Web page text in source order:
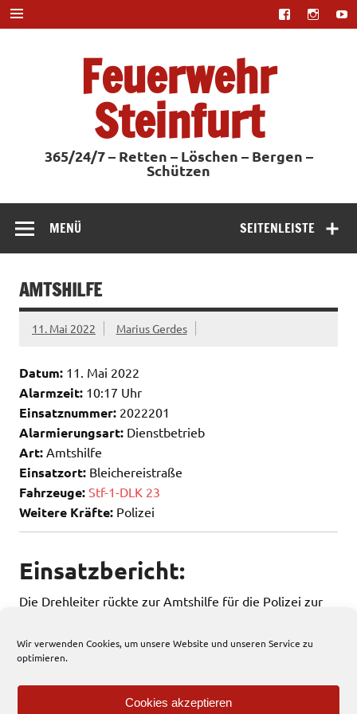
Wir verwenden Cookies, um unsere Website und unseren Service zu
optimieren.
Cookies akzeptieren
Zum
Inhalt
springen
Feuerwehr
Steinfurt
365/24/7 – Retten – Löschen – Bergen –
Schützen
SEITENLEISTE
MENÜ
AMTSHILFE
11. Mai 2022 Marius Gerdes
Datum: 11. Mai 2022
Alarmzeit: 10:17 Uhr
Einsatznummer: 2022201
Alarmierungsart: Dienstbetrieb
Art: Amtshilfe
Einsatzort: Bleichereistraße
Fahrzeuge: Stf-1-DLK 23
Weitere Kräfte: Polizei
Einsatzbericht:
Die Drehleiter rückte zur Amtshilfe für die Polizei zur
269 total views